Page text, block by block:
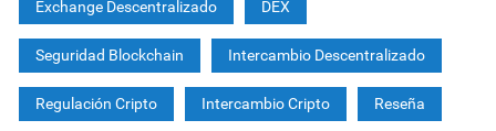
Exchange Descentralizado DEX
Seguridad Blockchain Intercambio Descentralizado
Regulación Cripto Intercambio Cripto Reseña